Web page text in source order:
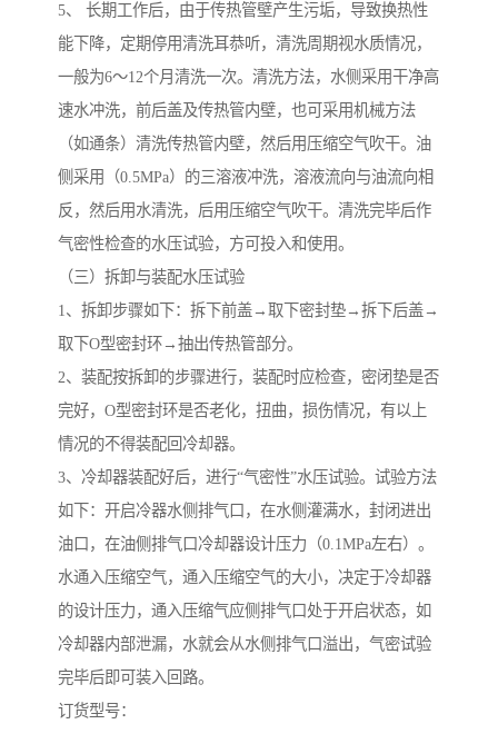
5、 长期工作后，由于传热管壁产生污垢，导致换热性
能下降，定期停用清洗耳恭听，清洗周期视水质情况，
一般为6～12个月清洗一次。清洗方法，水侧采用干净高
速水冲洗，前后盖及传热管内壁，也可采用机械方法
（如通条）清洗传热管内壁，然后用压缩空气吹干。油
侧采用（0.5MPa）的三溶液冲洗，溶液流向与油流向相
反，然后用水清洗，后用压缩空气吹干。清洗完毕后作
气密性检查的水压试验，方可投入和使用。
（三）拆卸与装配水压试验
1、拆卸步骤如下：拆下前盖→取下密封垫→拆下后盖→
取下O型密封环→抽出传热管部分。
2、装配按拆卸的步骤进行，装配时应检查，密闭垫是否
完好，O型密封环是否老化，扭曲，损伤情况，有以上
情况的不得装配回冷却器。
3、冷却器装配好后，进行“气密性”水压试验。试验方法
如下：开启冷器水侧排气口，在水侧灌满水，封闭进出
油口，在油侧排气口冷却器设计压力（0.1MPa左右）。
水通入压缩空气，通入压缩空气的大小，决定于冷却器
的设计压力，通入压缩气应侧排气口处于开启状态，如
冷却器内部泄漏，水就会从水侧排气口溢出，气密试验
完毕后即可装入回路。
订货型号：